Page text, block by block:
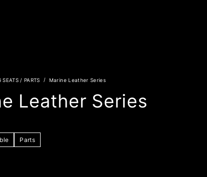
/ PARTS Marine Leather Series
Leather Series
Parts